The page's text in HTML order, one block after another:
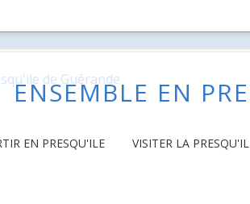
ENSEMBLE EN
EN PRESQU'ILE VISITER LA